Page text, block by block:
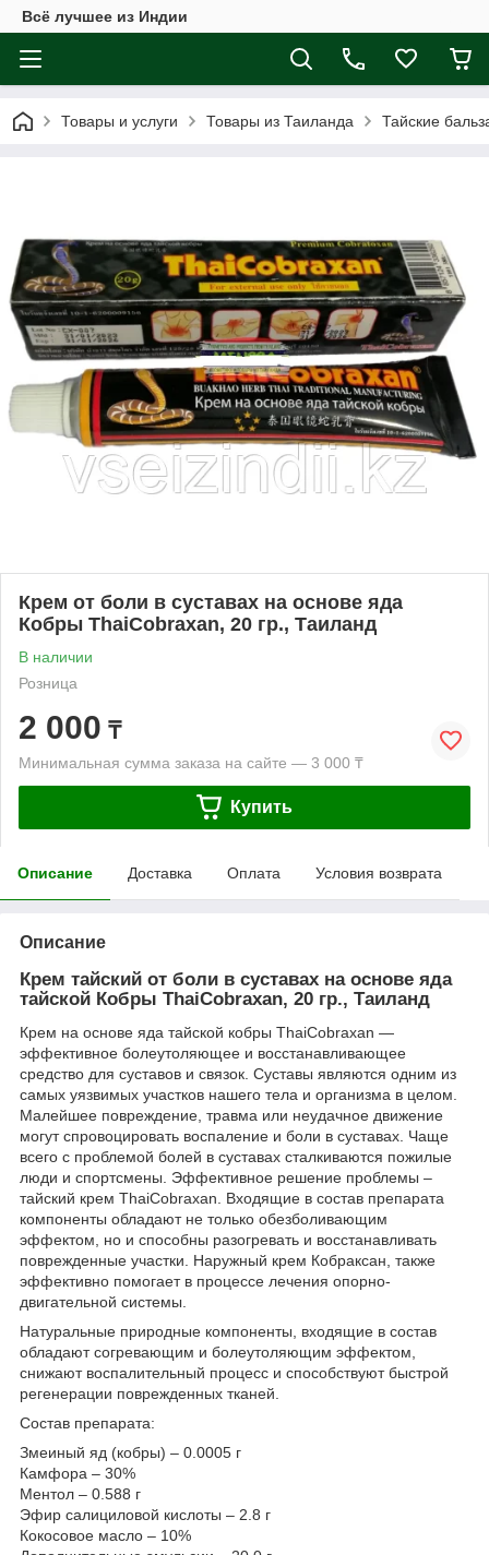
Всё лучшее из Индии
Товары и услуги Товары из Таиланда Тайские
Крем от боли в суставах на основе яда
Кобры ThaiCobraxan, 20 гр., Таиланд
В наличии
Розница
2 000 ₸
Минимальная сумма заказа на сайте — 3 000 ₸
Купить
Описание Доставка Оплата Условия возврата
Описание
Крем тайский от боли в суставах на основе яда
тайской Кобры ThaiCobraxan, 20 гр., Таиланд
Крем на основе яда тайской кобры ThaiCobraxan —
эффективное болеутоляющее и восстанавливающее
средство для суставов и связок. Суставы являются одним из
самых уязвимых участков нашего тела и организма в целом.
Малейшее повреждение, травма или неудачное движение
могут спровоцировать воспаление и боли в суставах. Чаще
всего с проблемой болей в суставах сталкиваются пожилые
люди и спортсмены. Эффективное решение проблемы –
тайский крем ThaiCobraxan. Входящие в состав препарата
компоненты обладают не только обезболивающим
эффектом, но и способны разогревать и восстанавливать
поврежденные участки. Наружный крем Кобраксан, также
эффективно помогает в процессе лечения опорно-
двигательной системы.
Натуральные природные компоненты, входящие в состав
обладают согревающим и болеутоляющим эффектом,
снижают воспалительный процесс и способствуют быстрой
регенерации поврежденных тканей.
Состав препарата:
Змеиный яд (кобры) – 0.0005 г
Камфора – 30%
Ментол – 0.588 г
Эфир салициловой кислоты – 2.8 г
Кокосовое масло – 10%